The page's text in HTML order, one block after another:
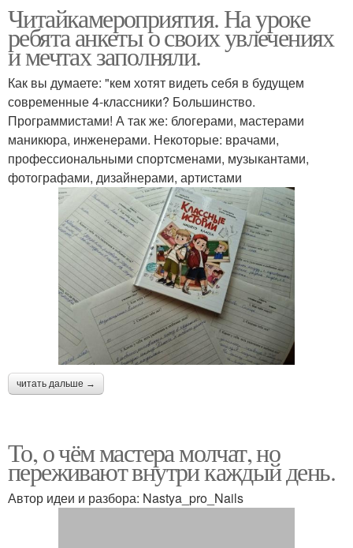
Читайкамероприятия. На уроке
ребята анкеты о своих увлечениях
и мечтах заполняли.
Как вы думаете: "кем хотят видеть себя в будущем
современные 4-классники? Большинство.
Программистами! А так же: блогерами, мастерами
маникюра, инженерами. Некоторые: врачами,
профессиональными спортсменами, музыкантами,
фотографами, дизайнерами, артистами
читать дальше →
То, о чём мастера молчат, но
переживают внутри каждый день.
Автор идеи и разбора: Nastya_pro_Nails